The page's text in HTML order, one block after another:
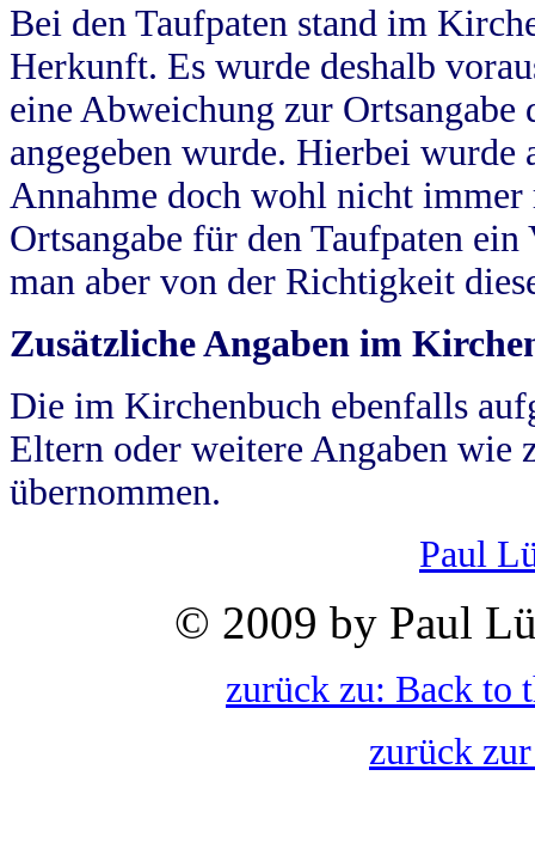
Bei den Taufpaten stand im
Herkunft. Es wurde deshalb
eine Abweichung zur
angegeben wurde. Hierbei wurde
Annahme doch wohl nicht
Ortsangabe für den Taufpaten
man aber von der Richtigkeit
Zusätzliche Angaben im
Die im Kirchenbuch ebenfalls
Eltern oder weitere Angaben wie
übernommen.
Paul
© 2009 by Paul
zurück zu: Back to
zurück